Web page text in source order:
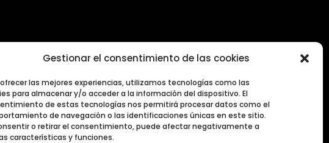
Gestionar el consentimiento de las cookies
ofrecer las mejores experiencias, utilizamos tecnologías como las
para almacenar y/o acceder a la información del dispositivo. El
de estas tecnologías nos permitirá procesar datos como el
de navegación o las identificaciones únicas en este sitio.
o retirar el consentimiento, puede afectar negativamente a
características y funciones.
Año 2026